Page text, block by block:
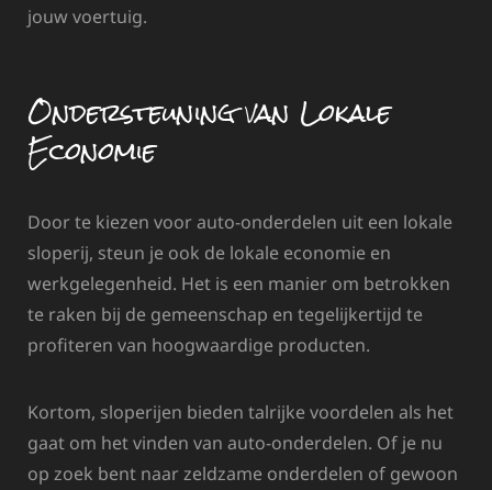
jouw voertuig.
Ondersteuning van Lokale
Economie
Door te kiezen voor auto-onderdelen uit een lokale
sloperij, steun je ook de lokale economie en
werkgelegenheid. Het is een manier om betrokken
te raken bij de gemeenschap en tegelijkertijd te
profiteren van hoogwaardige producten.
Kortom, sloperijen bieden talrijke voordelen als het
gaat om het vinden van auto-onderdelen. Of je nu
op zoek bent naar zeldzame onderdelen of gewoon